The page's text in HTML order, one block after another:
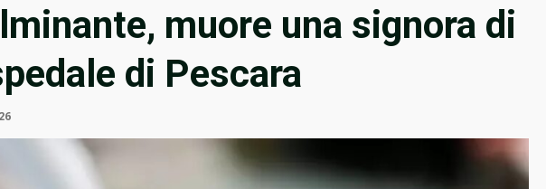
muore una signora di
di Pescara